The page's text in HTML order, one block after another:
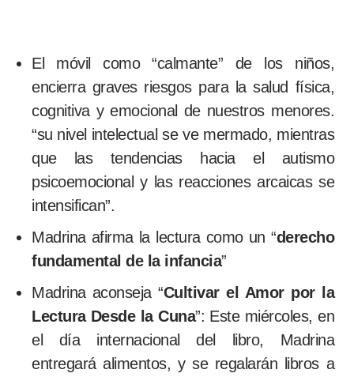
El móvil como “calmante” de los niños,
encierra graves riesgos para la salud física,
cognitiva y emocional de nuestros menores.
“su nivel intelectual se ve mermado, mientras
que las tendencias hacia el autismo
psicoemocional y las reacciones arcaicas se
intensifican”.
Madrina afirma la lectura como un “derecho
fundamental de la infancia”
Madrina aconseja “Cultivar el Amor por la
Lectura Desde la Cuna”: Este miércoles, en
el día internacional del libro, Madrina
entregará alimentos, y se regalarán libros a